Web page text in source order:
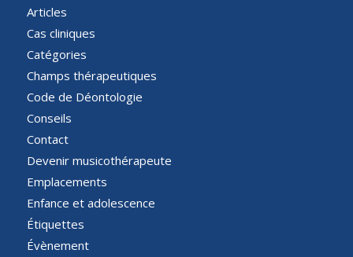
Articles
Cas cliniques
Catégories
Champs thérapeutiques
Code de Déontologie
Conseils
Contact
Devenir musicothérapeute
Emplacements
Enfance et adolescence
Étiquettes
Évènement